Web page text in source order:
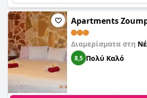
Apartments
Διαμερίσματα στη
8,5 Πολύ Καλό